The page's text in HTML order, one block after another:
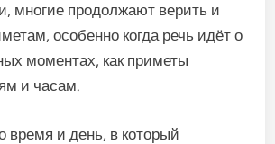
многие продолжают верить и
особенно когда речь идёт о
моментах, как приметы
и часам.
время и день, в который